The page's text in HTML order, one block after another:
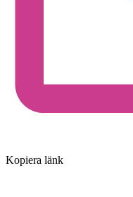
Kopiera länk